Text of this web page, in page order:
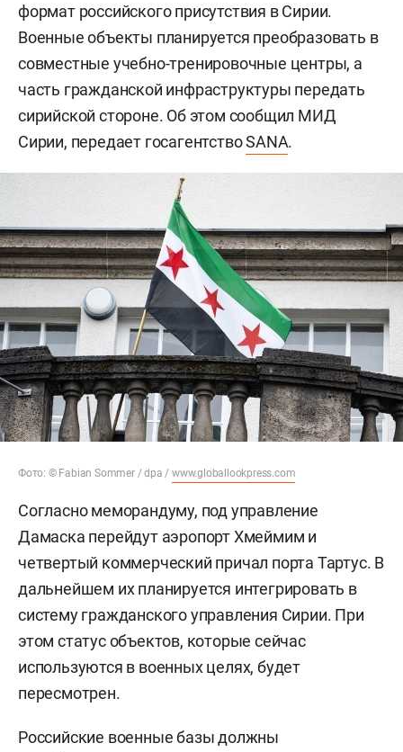
формат российского присутствия в Сирии.
Военные объекты планируется преобразовать в
совместные учебно-тренировочные центры, а
часть гражданской инфраструктуры передать
сирийской стороне. Об этом сообщил МИД
Сирии, передает госагентствоSANA.
Фото: © Fabian Sommer / dpa /www.globallookpress.com
Согласно меморандуму, под управление
Дамаска перейдут аэропорт Хмеймим и
четвертый коммерческий причал порта Тартус. В
дальнейшем их планируется интегрировать в
систему гражданского управления Сирии. При
этом статус объектов, которые сейчас
используются в военных целях, будет
пересмотрен.
Российские военные базы должны